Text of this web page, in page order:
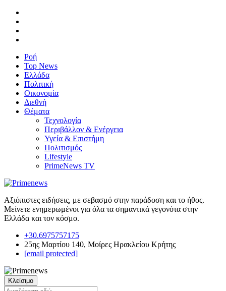
Ροή
Top News
Ελλάδα
Πολιτική
Οικονομία
Διεθνή
Θέματα
Τεχνολογία
Περιβάλλον & Ενέργεια
Υγεία & Επιστήμη
Πολιτισμός
Lifestyle
PrimeNews TV
Αξιόπιστες ειδήσεις, με σεβασμό στην παράδοση και το ήθος.
Μείνετε ενημερωμένοι για όλα τα σημαντικά γεγονότα στην
Ελλάδα και τον κόσμο.
+30.6975757175
25ης Μαρτίου 140, Μοίρες Ηρακλείου Κρήτης
[email protected]
Κλείσιμο